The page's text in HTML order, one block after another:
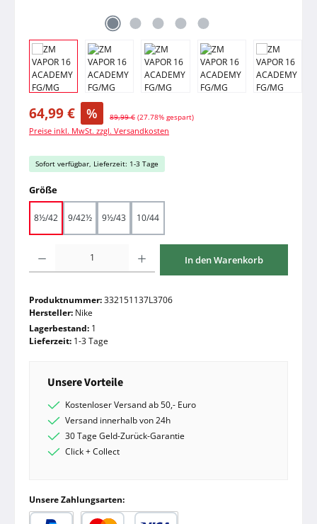
Verkaufspreis:
64,99 € % Regulärer Preis:
89,99 € (27.78% gespart)
Preise inkl. MwSt. zzgl. Versandkosten
Sofort verfügbar, Lieferzeit: 1-3 Tage
Größeauswählen
8½/42 9/42½ 9½/43 10/44
In den Warenkorb
Produktnummer:332151137L3706
Hersteller: Nike
Lagerbestand: 1
Lieferzeit: 1-3 Tage
Unsere Vorteile
Kostenloser Versand ab 50,- Euro
Versand innerhalb von 24h
30 Tage Geld-Zurück-Garantie
Click + Collect
Unsere Zahlungsarten: